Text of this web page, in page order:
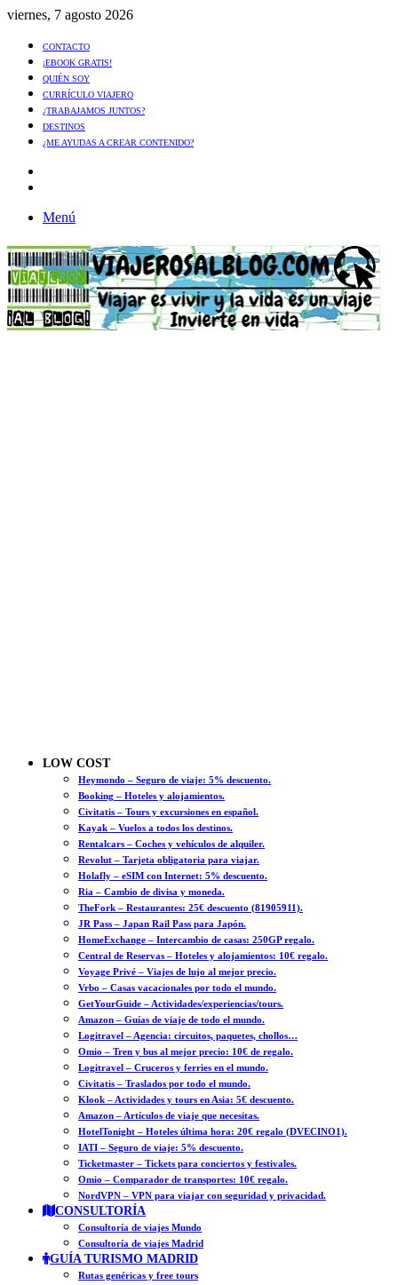
viernes, 7 agosto 2026
CONTACTO
¡EBOOK GRATIS!
QUIÉN SOY
CURRÍCULO VIAJERO
¿TRABAJAMOS JUNTOS?
DESTINOS
¿ME AYUDAS A CREAR CONTENIDO?
Menú
LOW COST
Heymondo – Seguro de viaje: 5% descuento.
Booking – Hoteles y alojamientos.
Civitatis – Tours y excursiones en español.
Kayak – Vuelos a todos los destinos.
Rentalcars – Coches y vehículos de alquiler.
Revolut – Tarjeta obligatoria para viajar.
Holafly – eSIM con Internet: 5% descuento.
Ria – Cambio de divisa y moneda.
TheFork – Restaurantes: 25€ descuento (81905911).
JR Pass – Japan Rail Pass para Japón.
HomeExchange – Intercambio de casas: 250GP regalo.
Central de Reservas – Hoteles y alojamientos: 10€ regalo.
Voyage Privé – Viajes de lujo al mejor precio.
Vrbo – Casas vacacionales por todo el mundo.
GetYourGuide – Actividades/experiencias/tours.
Amazon – Guías de viaje de todo el mundo.
Logitravel – Agencia: circuitos, paquetes, chollos…
Omio – Tren y bus al mejor precio: 10€ de regalo.
Logitravel – Cruceros y ferries en el mundo.
Civitatis – Traslados por todo el mundo.
Klook – Actividades y tours en Asia: 5€ descuento.
Amazon – Artículos de viaje que necesitas.
HotelTonight – Hoteles última hora: 20€ regalo (DVECINO1).
IATI – Seguro de viaje: 5% descuento.
Ticketmaster – Tickets para conciertos y festivales.
Omio – Comparador de transportes: 10€ regalo.
NordVPN – VPN para viajar con seguridad y privacidad.
CONSULTORÍA
Consultoría de viajes Mundo
Consultoría de viajes Madrid
GUÍA TURISMO MADRID
Rutas genéricas y free tours